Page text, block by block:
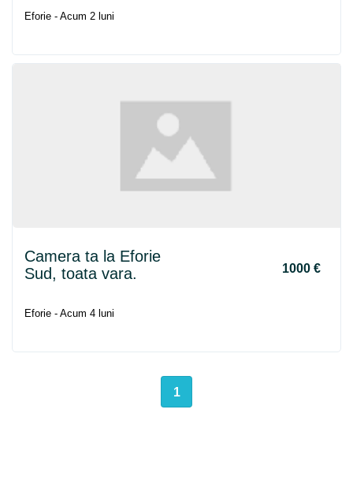
Eforie - Acum 2 luni
Camera ta la Eforie
Sud, toata vara.
1000 €
Eforie - Acum 4 luni
1